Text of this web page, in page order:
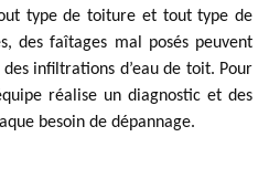
type de toiture et tout type de
des faîtages mal posés peuvent
infiltrations d’eau de toit. Pour
réalise un diagnostic et des
besoin de dépannage.